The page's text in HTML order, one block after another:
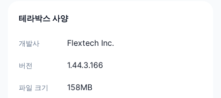
테라박스 사양
개발사 Flextech Inc.
버전 1.44.3.166
파일 크기 158MB